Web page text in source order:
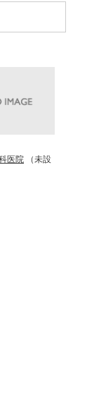
医院
（未設